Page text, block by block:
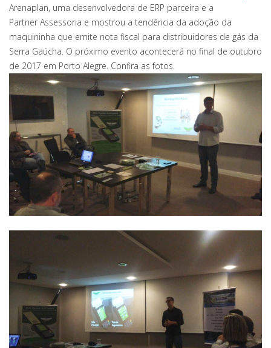
Arenaplan, uma desenvolvedora de ERP parceira e a
Partner Assessoria e mostrou a tendência da adoção da
maquininha que emite nota fiscal para distribuidores de gás da
Serra Gaúcha. O próximo evento acontecerá no final de outubro
de 2017 em Porto Alegre. Confira as fotos.